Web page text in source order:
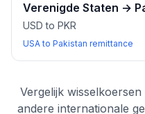
Verenigde Staten →
USD to PKR
USA to Pakistan remittance
Vergelijk
andere internationale